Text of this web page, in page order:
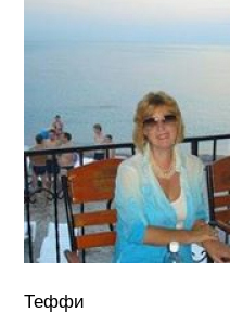
Теффи